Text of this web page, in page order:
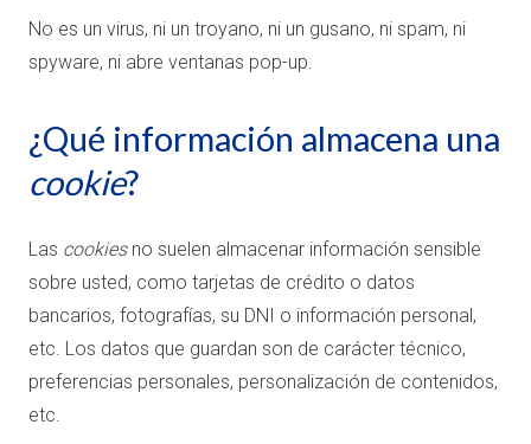
No es un virus, ni un troyano, ni un gusano, ni spam, ni
spyware, ni abre ventanas pop-up.
¿Qué información almacena una
cookie?
Las cookiesno suelen almacenar información sensible
sobre usted, como tarjetas de crédito o datos
bancarios, fotografías, su DNI o información personal,
etc. Los datos que guardan son de carácter técnico,
preferencias personales, personalización de contenidos,
etc.